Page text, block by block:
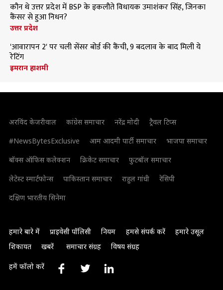
कौन थे उत्तर प्रदेश में BSP के इकलौते विधायक उमाशंकर सिंह, जिनका
कैंसर से हुआ निधन?
उत्तर प्रदेश
'आवारापन 2' पर चली सेंसर बोर्ड की कैंची, 9 बदलाव के बाद मिली ये
रेटिंग
इमरान हाशमी
अरविंद केजरीवाल कांग्रेस समाचार नरेंद्र मोदी
ट्रैवल टिप्स
#NewsBytesExclusive
आम आदमी पार्टी समाचार
भाजपा समाचार
बॉक्स ऑफिस कलेक्शन
क्रिकेट समाचार
फुटबॉल समाचार
लेटेस्ट स्मार्टफोन्स
पाकिस्तान समाचार राहुल गांधी
रेसिपी
दक्षिण भारतीय सिनेमा
हमारे बारे में प्राइवेसी पॉलिसी नियम हमसे संपर्क करें
हमारे उसूल
शिकायत
खबरें समाचार संग्रह विषय संग्रह
हमें फॉलो करें